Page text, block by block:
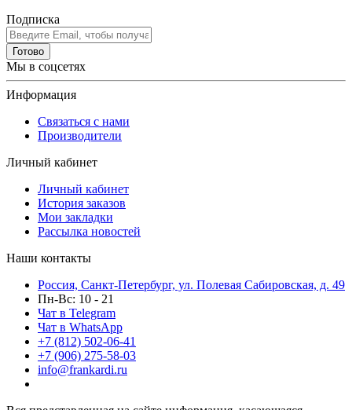
Подписка
Готово
Мы в соцсетях
Информация
Связаться с нами
Производители
Личный кабинет
Личный кабинет
История заказов
Мои закладки
Рассылка новостей
Наши контакты
Россия, Санкт-Петербург, ул. Полевая Сабировская, д. 49
Пн-Вс: 10 - 21
Чат в Telegram
Чат в WhatsApp
+7 (812) 502-06-41
+7 (906) 275-58-03
info@frankardi.ru